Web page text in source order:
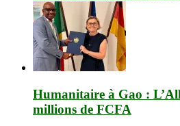
Humanitaire à Gao :
millions de FCFA